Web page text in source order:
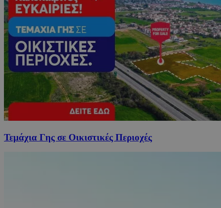
Τεμάχια Γης σε Οικιστικές Περιοχές